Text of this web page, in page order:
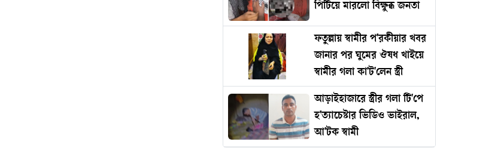
পিটিয়ে মারলো বিক্ষুব্ধ জনতা
ফতুল্লায় স্বামীর প'রকীয়ার খবর
জানার পর ঘুমের ঔষধ খাইয়ে
স্বামীর গলা কা'ট'লেন স্ত্রী
আড়াইহাজারে স্ত্রীর গলা টি'পে
হ'ত্যাচেষ্টার ভিডিও ভাইরাল,
আ'টক স্বামী